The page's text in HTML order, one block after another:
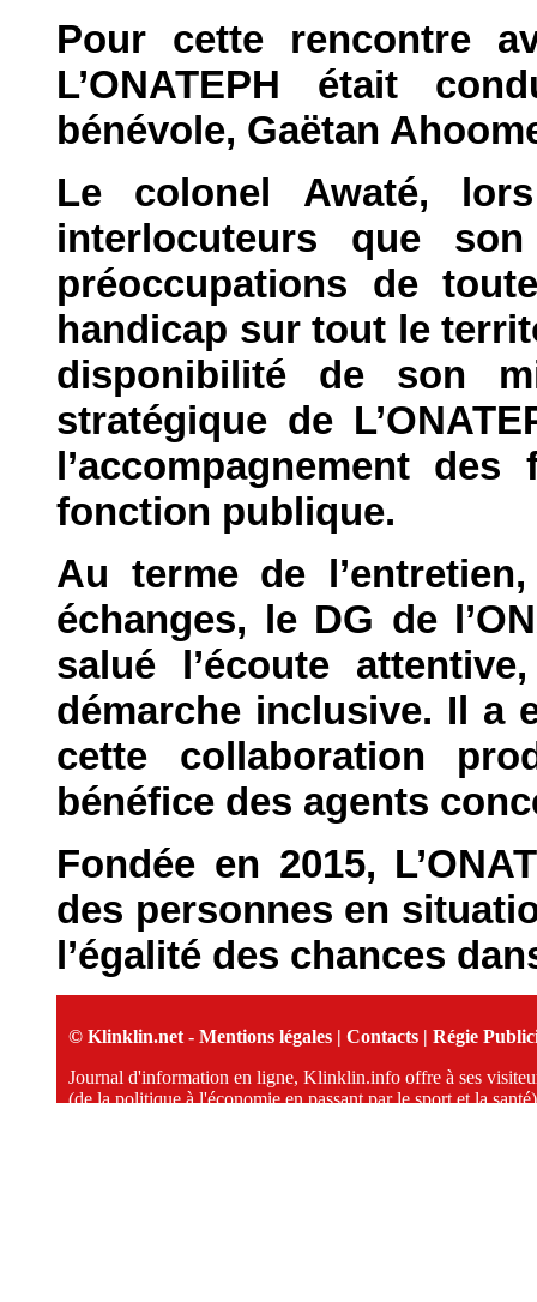
Pour cette rencontre
L’ONATEPH était
bénévole, Gaëtan
Le colonel Awaté,
interlocuteurs que
préoccupations de
handicap sur tout le
disponibilité de son
stratégique de
l’accompagnement
fonction publique.
Au terme de
échanges, le DG de
salué l’écoute
démarche inclusive. Il a
cette collaboration
bénéfice des agents
Fondée en 2015,
des personnes en
l’égalité des chances
© Klinklin.net - Mentions légales | Contacts | Régie
Journal d'information en ligne, Klinklin.info offre à ses
(de la politique à l'économie en passant par le sport et la